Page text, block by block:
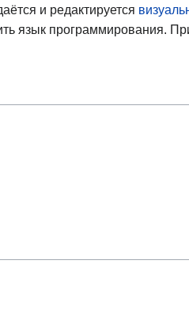
и редактируется
язык программирования.